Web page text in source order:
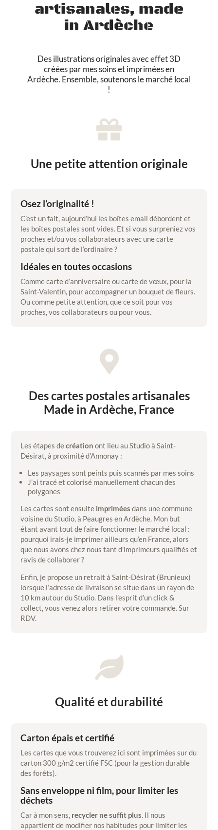
g
h
e
,
t
artisanales, made
in Ardèche
Des illustrations originales avec effet 3D
créées par mes soins et imprimées en
Ardèche. Ensemble, soutenons le marché local
!

Une petite attention originale
Osez l’originalité !
C’est un fait, aujourd’hui les boîtes email débordent et
les boîtes postales sont vides. Et si vous surpreniez vos
proches et/ou vos collaborateurs avec une carte
postale qui sort de l’ordinaire ?
Idéales en toutes occasions
Comme carte d’anniversaire ou carte de vœux, pour la
Saint-Valentin, pour accompagner un bouquet de fleurs.
Ou comme petite attention, que ce soit pour vos
proches, vos collaborateurs ou pour vous.

Des cartes postales artisanales
Made in Ardèche, France
Les étapes decréation ont lieu au Studio à Saint-
Désirat, à proximité d’Annonay :
Les paysages sont peints puis scannés par mes soins
J’ai tracé et colorisé manuellement chacun des
polygones
Les cartes sont ensuite imprimées dans une commune
voisine du Studio, à Peaugres en Ardèche. Mon but
étant avant tout de faire fonctionner le marché local :
pourquoi irais-je imprimer ailleurs qu’en France, alors
que nous avons chez nous tant d’imprimeurs qualifiés et
ravis de collaborer ?
Enfin, je propose un retrait à Saint-Désirat (Brunieux)
lorsque l’adresse de livraison se situe dans un rayon de
10 km autour du Studio. Dans l’esprit d’un click &
collect, vous venez alors retirer votre commande. Sur
RDV.

Qualité et durabilité
Carton épais et certifié
Les cartes que vous trouverez ici sont imprimées sur du
carton 300 g/m2 certifié FSC (pour la gestion durable
des forêts).
Sans enveloppe ni film, pour limiter les
déchets
Car à mon sens, recycler ne suffit plus. Il nous
appartient de modifier nos habitudes pour limiter les